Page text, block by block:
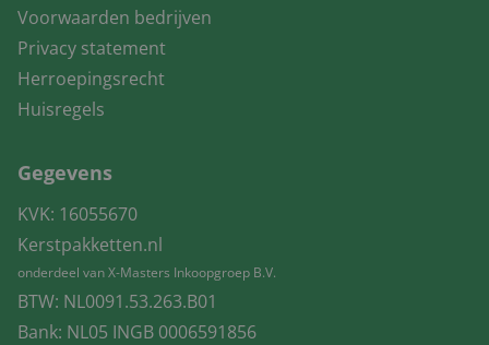
Voorwaarden bedrijven
Privacy statement
Herroepingsrecht
Huisregels
Gegevens
KVK: 16055670
Kerstpakketten.nl
onderdeel van X-Masters Inkoopgroep B.V.
BTW: NL0091.53.263.B01
Bank: NL05 INGB 0006591856